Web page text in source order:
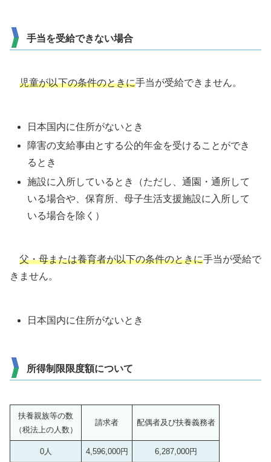
手当を受給できない場合
児童が以下の条件のときに手当が受給できません。
日本国内に住所がないとき
障害の支給事由とする公的年金を受けることができ
るとき
施設に入所しているとき（ただし、通園・通所して
いる場合や、保育所、母子生活支援施設に入所して
いる場合を除く）
父・母または養育者が以下の条件のときに手当が受給で
きません。
日本国内に住所がないとき
所得制限限度額について
扶養親族等の数
（税法上の人数）
請求者 配偶者及び扶養義務者
0人 4,596,000円 6,287,000円